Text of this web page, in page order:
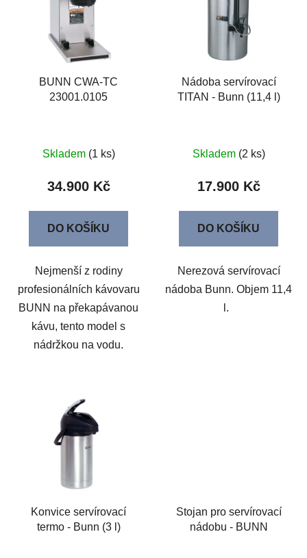
BUNN CWA-TC
23001.0105
Skladem (1 ks)
34.900 Kč
DO KOŠÍKU
Nejmenší z rodiny
profesionálních kávovaru
BUNN na překapávanou
kávu, tento model s
nádržkou na vodu.
Nádoba servírovací
TITAN - Bunn (11,4 l)
Skladem (2 ks)
17.900 Kč
DO KOŠÍKU
Nerezová servírovací
nádoba Bunn. Objem 11,4
l.
Konvice servírovací
termo - Bunn (3 l)
Stojan pro servírovací
nádobu - BUNN